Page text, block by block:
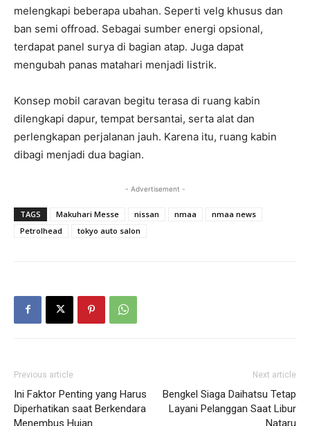
melengkapi beberapa ubahan. Seperti velg khusus dan
ban semi offroad. Sebagai sumber energi opsional,
terdapat panel surya di bagian atap. Juga dapat
mengubah panas matahari menjadi listrik.
Konsep mobil caravan begitu terasa di ruang kabin
dilengkapi dapur, tempat bersantai, serta alat dan
perlengkapan perjalanan jauh. Karena itu, ruang kabin
dibagi menjadi dua bagian.
- Advertisement -
TAGS Makuhari Messe nissan nmaa
nmaa news
Petrolhead
tokyo auto salon
Previous article
Ini Faktor Penting yang Harus
Diperhatikan saat Berkendara
Menembus Hujan
Next article
Bengkel Siaga Daihatsu Tetap
Layani Pelanggan Saat Libur
Nataru